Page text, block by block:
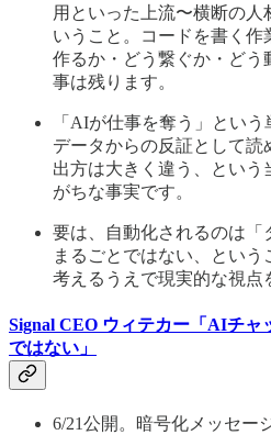
用といった上流〜横断の人
いうこと。コードを書く
作るか・どう繋ぐか・ど
事は残ります。
「AIが仕事を奪う」とい
データからの反証として
出方は大きく違う、とい
がちな事実です。
要は、自動化されるのは「
まるごとではない、とい
考えるうえで現実的な視点
Signal CEO ウィテカー「AIチャ
ではない」
6/21公開。暗号化メッセー